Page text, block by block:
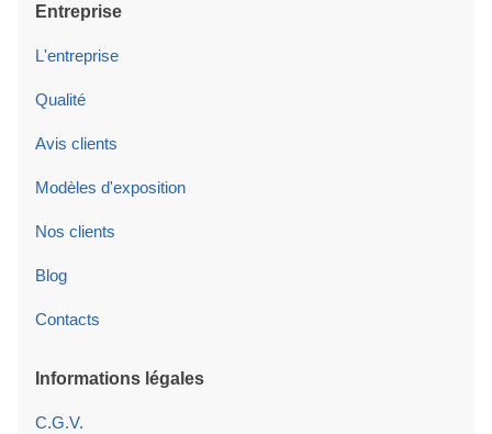
Entreprise
L'entreprise
Qualité
Avis clients
Modèles d'exposition
Nos clients
Blog
Contacts
Informations légales
C.G.V.